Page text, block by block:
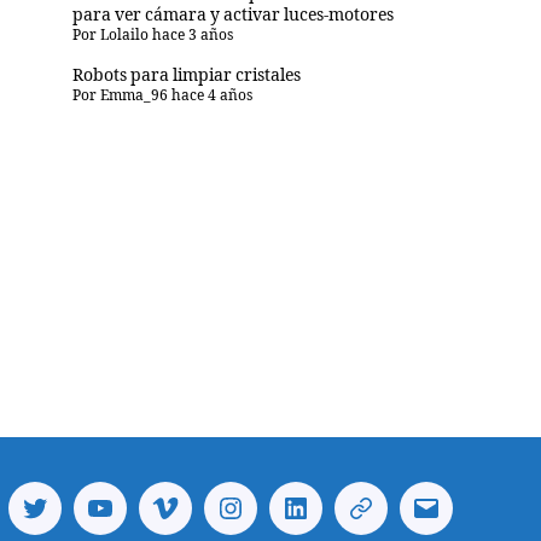
para ver cámara y activar luces-motores
PorLolailo hace 3 años
Robots para limpiar cristales
PorEmma_96 hace 4 años
TwitterYoutubeVimeoInstagramLinkedinTelegramCorreo